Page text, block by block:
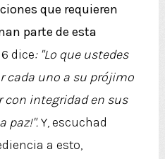
que requieren
parte de esta
dice: "Lo que ustedes
cada uno a su prójimo
con integridad en sus
paz!".Y, escuchad
a esto,